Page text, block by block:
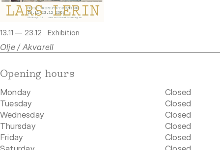
13.11 — 23.12 Exhibition
Olje / Akvarell
Opening hours
Monday
Closed
Tuesday
Closed
Wednesday
Closed
Thursday
Closed
Friday
Closed